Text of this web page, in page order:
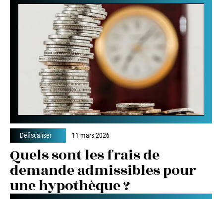
Défiscaliser 11 mars 2026
Quels sont les frais de
demande admissibles pour
une hypothèque ?